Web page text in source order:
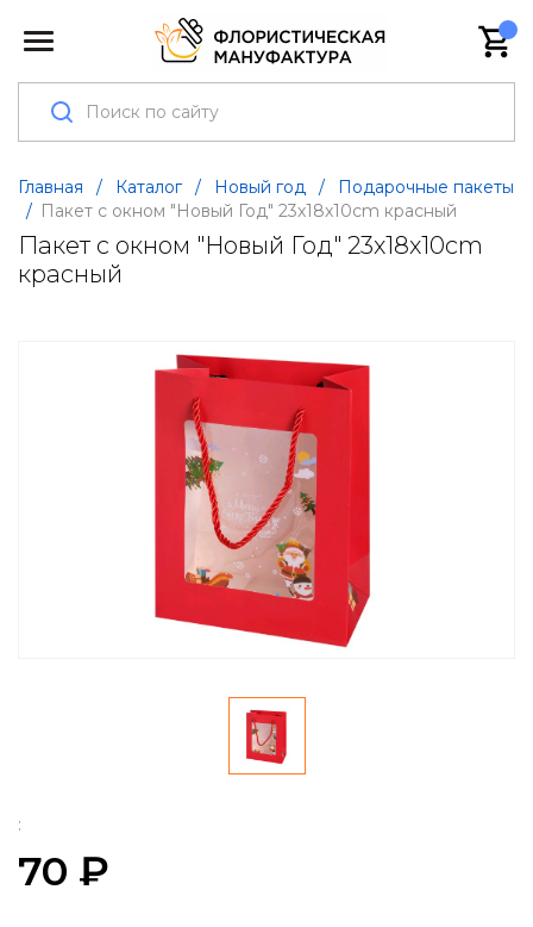
Главная / Каталог / Новый год /
Подарочные пакеты
/ Пакет с окном "Новый Год" 23x18x10cm красный
Пакет с окном "Новый Год" 23x18x10cm
красный
:
70 ₽